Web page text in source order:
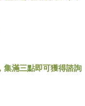
滿三點即可獲得諮詢